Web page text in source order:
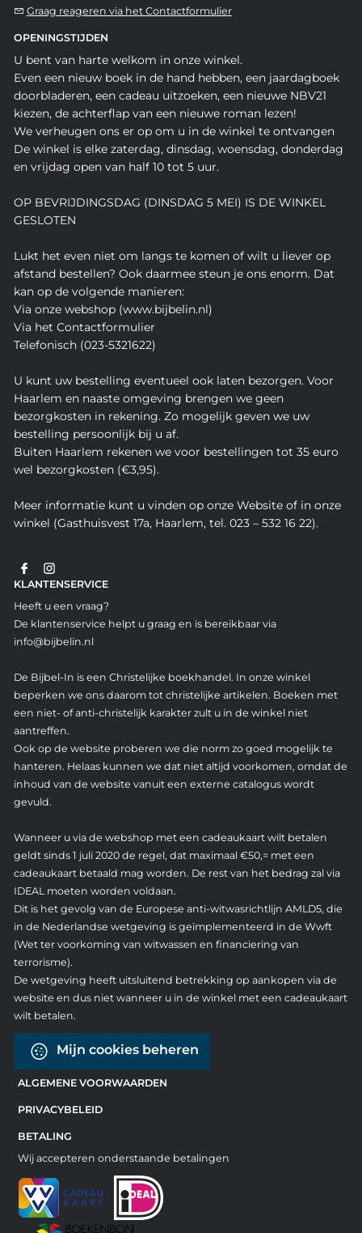
Graag reageren via het Contactformulier
OPENINGSTIJDEN
U bent van harte welkom in onze winkel.
Even een nieuw boek in de hand hebben, een jaardagboek
doorbladeren, een cadeau uitzoeken, een nieuwe NBV21
kiezen, de achterflap van een nieuwe roman lezen!
We verheugen ons er op om u in de winkel te ontvangen
De winkel is elke zaterdag, dinsdag, woensdag, donderdag
en vrijdag open van half 10 tot 5 uur.
OP BEVRIJDINGSDAG (DINSDAG 5 MEI) IS DE WINKEL
GESLOTEN
Lukt het even niet om langs te komen of wilt u liever op
afstand bestellen? Ook daarmee steun je ons enorm. Dat
kan op de volgende manieren:
Via onze webshop (www.bijbelin.nl)
Via het Contactformulier
Telefonisch (023-5321622)
U kunt uw bestelling eventueel ook laten bezorgen. Voor
Haarlem en naaste omgeving brengen we geen
bezorgkosten in rekening. Zo mogelijk geven we uw
bestelling persoonlijk bij u af.
Buiten Haarlem rekenen we voor bestellingen tot 35 euro
wel bezorgkosten (€3,95).
Meer informatie kunt u vinden op onze Website of in onze
winkel (Gasthuisvest 17a, Haarlem, tel. 023 – 532 16 22).
KLANTENSERVICE
Heeft u een vraag?
De klantenservice helpt u graag en is bereikbaar via
info@bijbelin.nl
De Bijbel-In is een Christelijke boekhandel. In onze winkel
beperken we ons daarom tot christelijke artikelen. Boeken met
een niet- of anti-christelijk karakter zult u in de winkel niet
aantreffen.
Ook op de website proberen we die norm zo goed mogelijk te
hanteren. Helaas kunnen we dat niet altijd voorkomen, omdat de
inhoud van de website vanuit een externe catalogus wordt
gevuld.
Wanneer u via de webshop met een cadeaukaart wilt betalen
geldt sinds 1 juli 2020 de regel, dat maximaal €50,= met een
cadeaukaart betaald mag worden. De rest van het bedrag zal via
IDEAL moeten worden voldaan.
Dit is het gevolg van de Europese anti-witwasrichtlijn AMLD5, die
in de Nederlandse wetgeving is geïmplementeerd in de Wwft
(Wet ter voorkoming van witwassen en financiering van
terrorisme).
De wetgeving heeft uitsluitend betrekking op aankopen via de
website en dus niet wanneer u in de winkel met een cadeaukaart
wilt betalen.
Mijn cookies beheren
ALGEMENE VOORWAARDEN
PRIVACYBELEID
BETALING
Wij accepteren onderstaande betalingen